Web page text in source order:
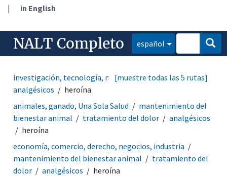
| in English
NALT Completo español
investigación, tecnología, métodos
medicamentos
analgésicos
heroína
[muestre todas las 5 rutas]
animales, ganado, Una Sola Salud
mantenimiento del
bienestar animal
tratamiento del dolor
analgésicos
heroína
economía, comercio, derecho, negocios, industria
mantenimiento del bienestar animal
tratamiento del
dolor
analgésicos
heroína